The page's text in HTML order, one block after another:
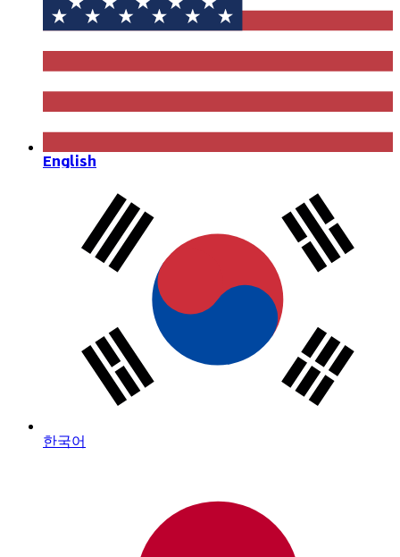
English
한국어